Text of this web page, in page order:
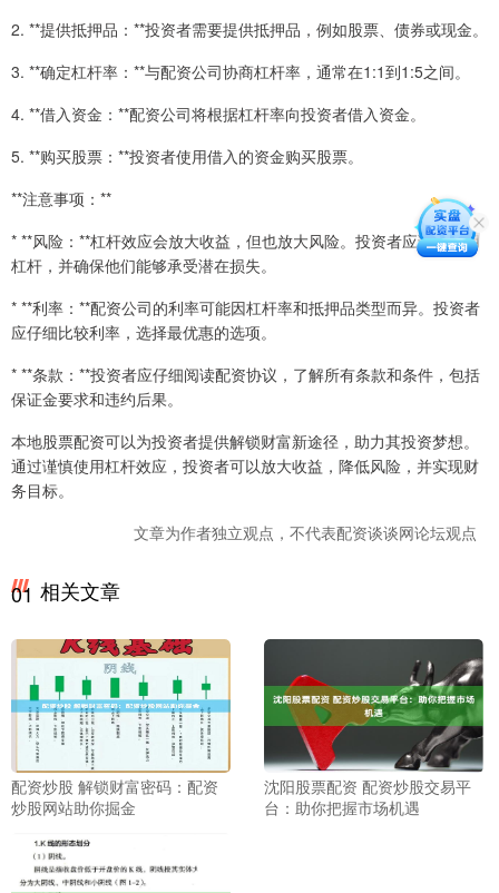
2. **提供抵押品：**投资者需要提供抵押品，例如股票、债券或现金。
3. **确定杠杆率：**与配资公司协商杠杆率，通常在1:1到1:5之间。
4. **借入资金：**配资公司将根据杠杆率向投资者借入资金。
5. **购买股票：**投资者使用借入的资金购买股票。
**注意事项：**
* **风险：**杠杆效应会放大收益，但也放大风险。投资者应谨慎使用
杠杆，并确保他们能够承受潜在损失。
* **利率：**配资公司的利率可能因杠杆率和抵押品类型而异。投资者
应仔细比较利率，选择最优惠的选项。
* **条款：**投资者应仔细阅读配资协议，了解所有条款和条件，包括
保证金要求和违约后果。
本地股票配资可以为投资者提供解锁财富新途径，助力其投资梦想。
通过谨慎使用杠杆效应，投资者可以放大收益，降低风险，并实现财
务目标。
文章为作者独立观点，不代表配资谈谈网论坛观点
01 相关文章
配资炒股 解锁财富密码：配资
炒股网站助你掘金
沈阳股票配资 配资炒股交易平
台：助你把握市场机遇